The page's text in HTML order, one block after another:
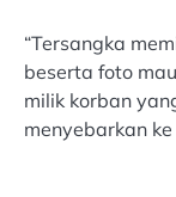
“Tersangka
beserta foto
milik korban
menyebarkan